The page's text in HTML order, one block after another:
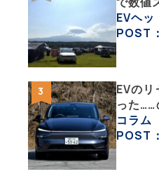
イフの
EVヘ
POST
EVの
った……
ってど
沼には
コラム
POST